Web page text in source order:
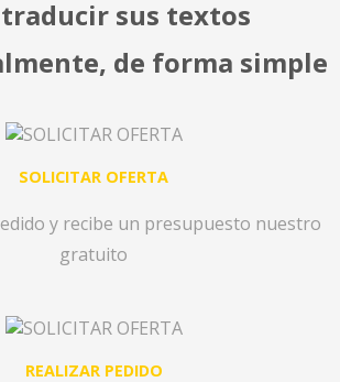
traducir sus textos
de forma simple
SOLICITAR OFERTA
y recibe un presupuesto nuestro
gratuito
REALIZAR PEDIDO